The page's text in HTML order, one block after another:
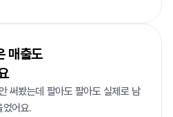
매출도
써봤는데 팔아도 팔아도 실제로 남
었어요.